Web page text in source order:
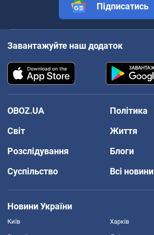
Підписатись
Завантажуйте наш додаток
OBOZ.UA
Політика
Світ
Життя
Розслідування
Блоги
Суспільство
Всі новини
Новини України
Київ Харків